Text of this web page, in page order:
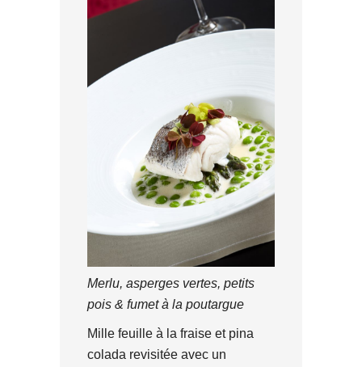
Merlu, asperges vertes, petits
pois & fumet à la poutargue
Mille feuille à la fraise et pina
colada revisitée avec un